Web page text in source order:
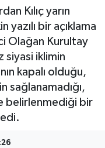
Kılıç yarın
yazılı bir açıklama
Olağan Kurultay
siyasi iklimin
kapalı olduğu,
belirlenmediği bir